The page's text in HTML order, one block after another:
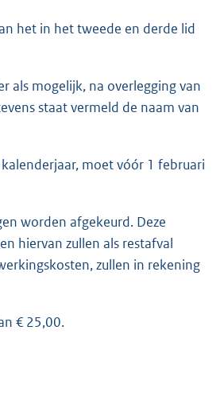
het in het tweede en derde lid
als mogelijk, na overlegging van
staat vermeld de naam van
moet vóór 1 februari
worden afgekeurd. Deze
hiervan zullen als restafval
zullen in rekening
€ 25,00.